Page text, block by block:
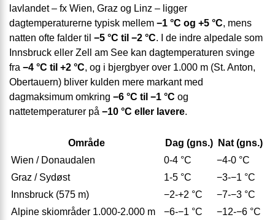
lavlandet – fx Wien, Graz og Linz – ligger
dagtemperaturerne typisk mellem −1 °C og +5 °C, mens
natten ofte falder til −5 °C til −2 °C. I de indre alpedale som
Innsbruck eller Zell am See kan dagtemperaturen svinge
fra −4 °C til +2 °C, og i bjergbyer over 1.000 m (St. Anton,
Obertauern) bliver kulden mere markant med
dagmaksimum omkring −6 °C til −1 °C og
nattetemperaturer på −10 °C eller lavere.
Område Dag (gns.)
Nat (gns.)
Wien / Donaudalen
0-4 °C
−4-0 °C
Graz / Sydøst
1-5 °C
−3-−1 °C
Innsbruck (575 m)
−2-+2 °C
−7-−3 °C
Alpine skiområder 1.000-2.000 m
−6-−1 °C −12-−6 °C